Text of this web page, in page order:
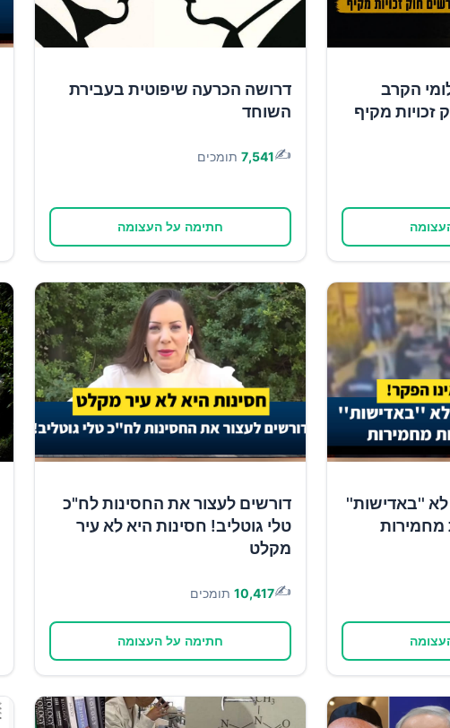
הקרב
זכויות מקיף
דרושה הכרעה שיפוטית בעבירת
השוחד
✍️
7,541 תומכים
חתימה על העצומה
לא ''באדישות''
מחמירות
דורשים לעצור את החסינות לח"כ
טלי גוטליב! חסינות היא לא עיר
מקלט
✍️
10,417 תומכים
חתימה על העצומה